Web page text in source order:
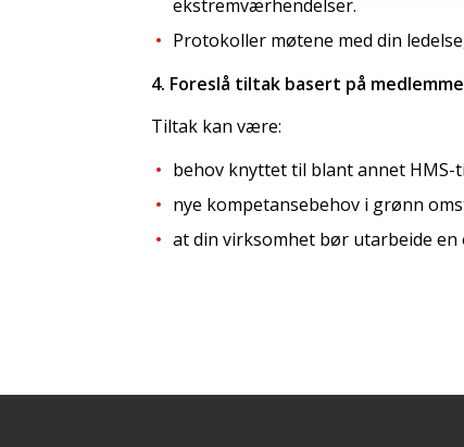
ekstremværhendelser.
Protokoller møtene med din
4. Foreslå tiltak basert på
Tiltak kan være:
behov knyttet til blant annet
nye kompetansebehov i grønn
at din virksomhet bør utarbeide